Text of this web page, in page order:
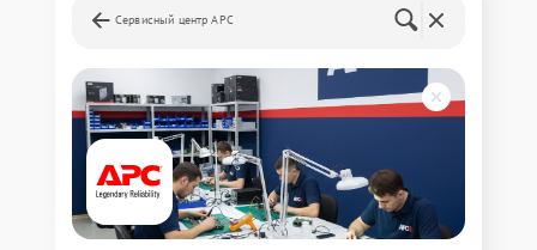
Сервисный центр APC